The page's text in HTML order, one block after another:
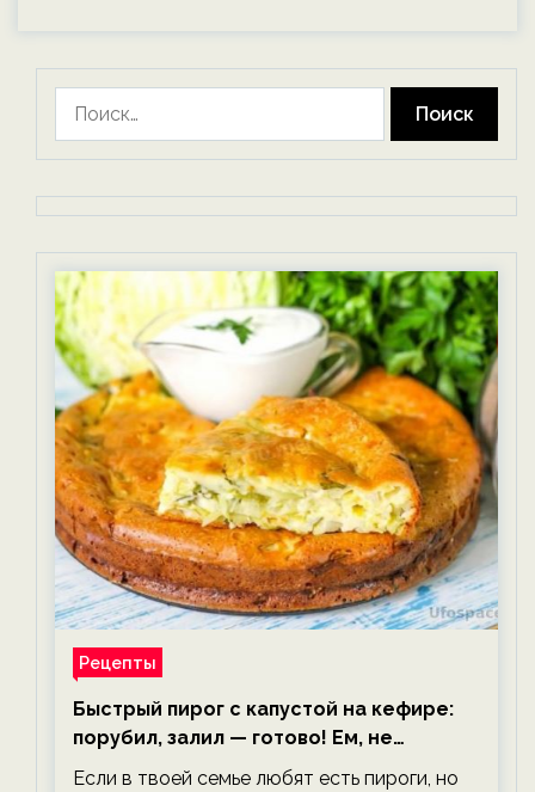
Рецепты
Быстрый пирог с капустой на кефире:
порубил, залил — готово! Ем, не
тревожась о фигуре!
Если в твоей семье любят есть пироги, но